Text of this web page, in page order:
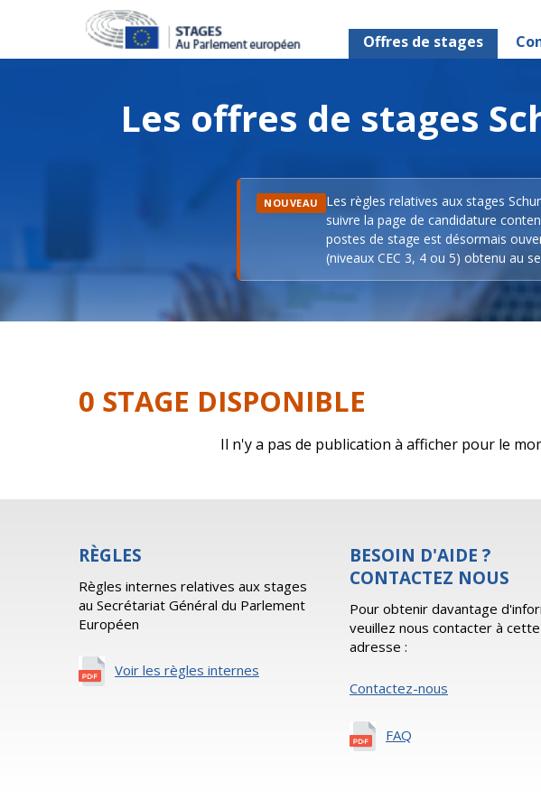
Offres de stages
Les offres de stages
NOUVEAU
Les règles relatives aux stages
suivre la page de candidature
postes de stage est désormais
(niveaux CEC 3, 4 ou 5) obtenu au
0 STAGE DISPONIBLE
Il n'y a pas de publication à afficher pour le
RÈGLES
Règles internes relatives aux stages
au Secrétariat Général du Parlement
Européen
Voir les règles internes
BESOIN D'AIDE ?
CONTACTEZ NOUS
Pour obtenir davantage
veuillez nous contacter à cette
adresse :
Contactez-nous
FAQ